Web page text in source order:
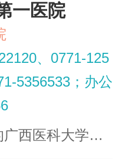
一医院
、0771-125
5356533；办公
科大学第一附